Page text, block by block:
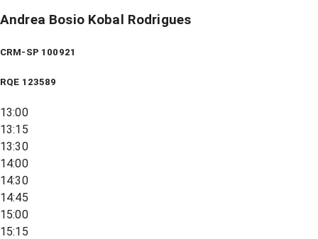
Andrea Bosio Kobal Rodrigues
CRM-SP 100921
RQE 123589
13:00
13:15
13:30
14:00
14:30
14:45
15:00
15:15